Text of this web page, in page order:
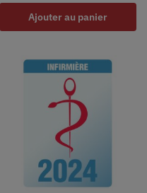
Ajouter au panier